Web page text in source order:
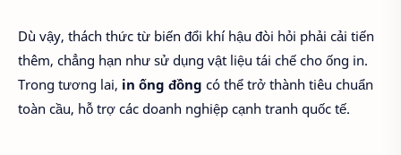
Dù vậy, thách thức từ biến đổi khí hậu đòi hỏi phải cải tiến
thêm, chẳng hạn như sử dụng vật liệu tái chế cho ống in.
Trong tương lai, in ống đồng có thể trở thành tiêu chuẩn
toàn cầu, hỗ trợ các doanh nghiệp cạnh tranh quốc tế.